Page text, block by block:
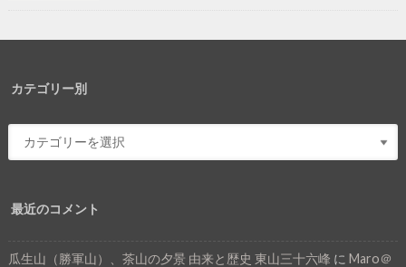
カテゴリー別
最近のコメント
瓜生山（勝軍山）、茶山の夕景 由来と歴史 東山三十六峰 に Maro＠